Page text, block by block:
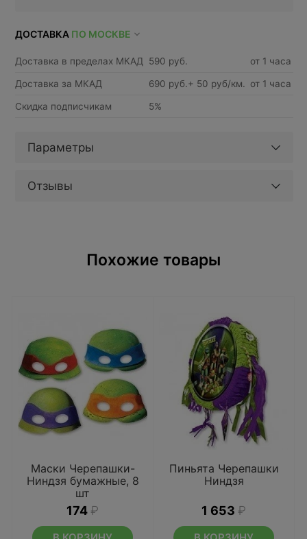
ДОСТАВКА ПО МОСКВЕ
Доставка в пределах МКАД 590 руб. от 1 часа
Доставка за МКАД 690 руб.+ 50 руб/км. от 1 часа
Скидка подписчикам 5%
Параметры
Отзывы
Похожие товары
Маски Черепашки-
Ниндзя бумажные, 8
шт
174 ₽
Пиньята Черепашки
Ниндзя
1 653 ₽